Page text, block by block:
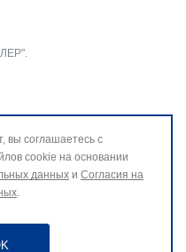
данных».
cookie. В случае
вы соглашаетесь с
cookie на основании
данных и Согласия на
.